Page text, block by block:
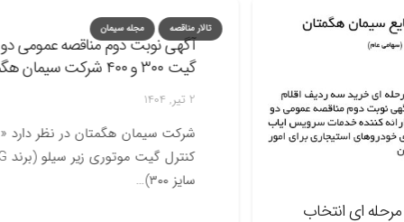
ای انتخاب
تالار مناقصه مجله سیمان
آگهی نوبت دوم مناقصه عمومی دو
گیت ۳۰۰ و ۴۰۰ شرکت سیمان هگمتان
شرکت